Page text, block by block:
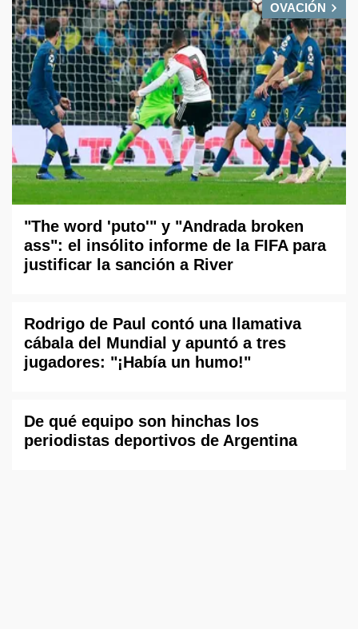
OVACIÓN
"The word 'puto'" y "Andrada broken
ass": el insólito informe de la FIFA para
justificar la sanción a River
Rodrigo de Paul contó una llamativa
cábala del Mundial y apuntó a tres
jugadores: "¡Había un humo!"
De qué equipo son hinchas los
periodistas deportivos de Argentina